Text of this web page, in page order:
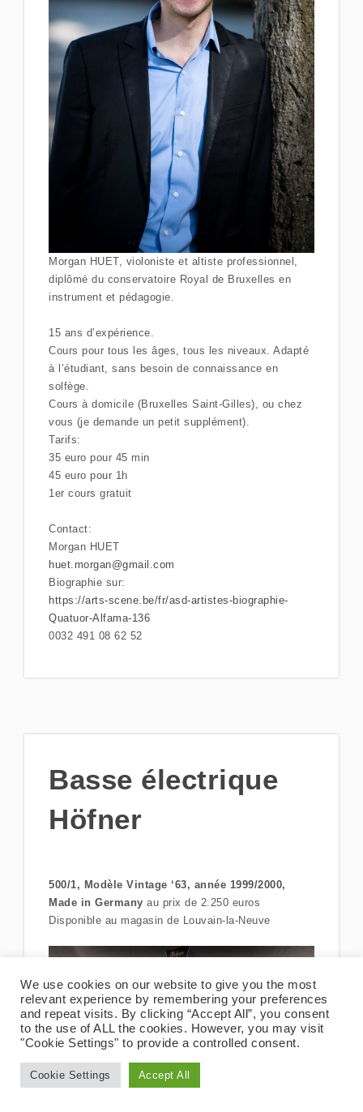
Morgan HUET, violoniste et altiste professionnel,
diplômé du conservatoire Royal de Bruxelles en
instrument et pédagogie.
15 ans d’expérience.
Cours pour tous les âges, tous les niveaux. Adapté
à l’étudiant, sans besoin de connaissance en
solfège.
Cours à domicile (Bruxelles Saint-Gilles), ou chez
vous (je demande un petit supplément).
Tarifs:
35 euro pour 45 min
45 euro pour 1h
1er cours gratuit
Contact:
Morgan HUET
huet.morgan@gmail.com
Biographie sur:
https://arts-scene.be/fr/asd-artistes-biographie-
Quatuor-Alfama-136
0032 491 08 62 52
Basse électrique
Höfner
500/1, Modèle Vintage ‘63, année 1999/2000,
Made in Germany au prix de 2.250 euros
Disponible au magasin de Louvain-la-Neuve
We use cookies on our website to give you the most
relevant experience by remembering your preferences
and repeat visits. By clicking “Accept All”, you consent
to the use of ALL the cookies. However, you may visit
"Cookie Settings" to provide a controlled consent.
Cookie Settings Accept All